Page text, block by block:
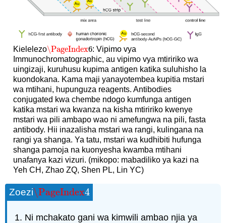
Kielelezo\PageIndex6
\PageIndex6: Vipimo vya
Immunochromatographic, au vipimo vya mtiririko wa
uingizaji, kuruhusu kupima antigen katika suluhisho la
kuondokana. Kama maji yanayotembea kupitia mstari
wa mtihani, hupunguza reagents. Antibodies
conjugated kwa chembe ndogo kumfunga antigen
katika mstari wa kwanza na kisha mtiririko kwenye
mstari wa pili ambapo wao ni amefungwa na pili, fasta
antibody. Hii inazalisha mstari wa rangi, kulingana na
rangi ya shanga. Ya tatu, mstari wa kudhibiti hufunga
shanga pamoja na kuonyesha kwamba mtihani
unafanya kazi vizuri. (mikopo: mabadiliko ya kazi na
Yeh CH, Zhao ZQ, Shen PL, Lin YC)
Zoezi\PageIndex4
\PageIndex4
Ni mchakato gani wa kimwili ambao njia ya